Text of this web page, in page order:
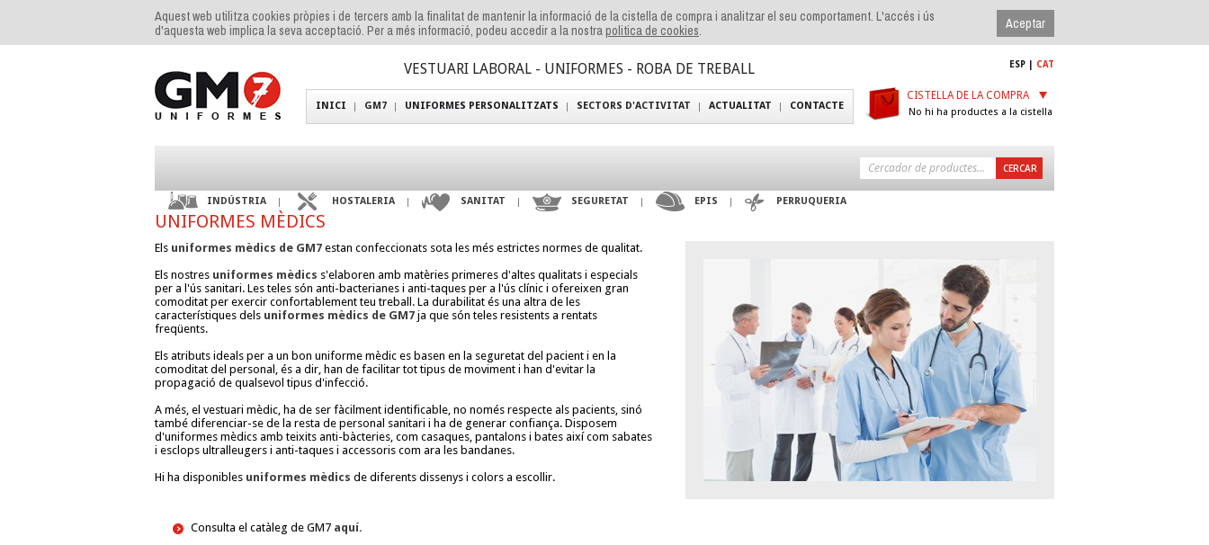
Aquest web utilitza cookies pròpies i de tercers amb la finalitat de mantenir la informació de la cistella de compra i analitzar el seu comportament. L'accés i ús
d'aquesta web implica la seva acceptació. Per a més informació, podeu accedir a la nostrapolitica de cookies.
VESTUARI LABORAL - UNIFORMES - ROBA DE TREBALL ESP CAT
CISTELLA DE LA COMPRA
No hi ha productes a la cistella
INICI GM7 UNIFORMES PERSONALITZATS SECTORS D'ACTIVITAT ACTUALITAT CONTACTE
INDÚSTRIA HOSTALERIA SANITAT SEGURETAT EPIS PERRUQUERIA
UNIFORMES MÈDICS
Els uniformes mèdics de GM7 estan confeccionats sota les més estrictes normes de qualitat.
Els nostres uniformes mèdics s'elaboren amb matèries primeres d'altes qualitats i especials
per a l'ús sanitari. Les teles són anti-bacterianes i anti-taques per a l'ús clínic i ofereixen gran
comoditat per exercir confortablement teu treball. La durabilitat és una altra de les
característiques dels uniformes mèdics de GM7 ja que són teles resistents a rentats
freqüents.
Els atributs ideals per a un bon uniforme mèdic es basen en la seguretat del pacient i en la
comoditat del personal, és a dir, han de facilitar tot tipus de moviment i han d'evitar la
propagació de qualsevol tipus d'infecció.
A més, el vestuari mèdic, ha de ser fàcilment identificable, no només respecte als pacients, sinó
també diferenciar-se de la resta de personal sanitari i ha de generar confiança. Disposem
d'uniformes mèdics amb teixits anti-bàcteries, com casaques, pantalons i bates així com sabates
i esclops ultralleugers i anti-taques i accessoris com ara les bandanes.
Hi ha disponibles uniformes mèdics de diferents dissenys i colors a escollir.
Consulta el catàleg de GM7 aquí.